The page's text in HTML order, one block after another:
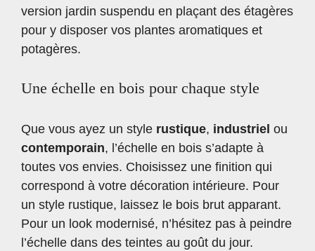
version jardin suspendu en plaçant des étagères
pour y disposer vos plantes aromatiques et
potagères.
Une échelle en bois pour chaque style
Que vous ayez un style rustique, industriel ou
contemporain, l’échelle en bois s’adapte à
toutes vos envies. Choisissez une finition qui
correspond à votre décoration intérieure. Pour
un style rustique, laissez le bois brut apparant.
Pour un look modernisé, n’hésitez pas à peindre
l’échelle dans des teintes au goût du jour.